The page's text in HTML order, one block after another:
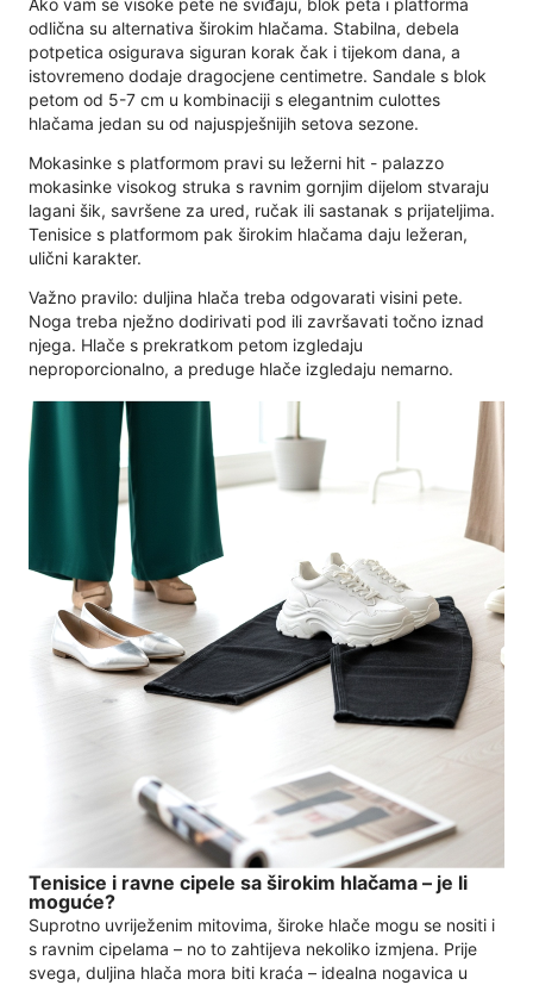
odlična su alternativa širokim hlačama. Stabilna, debela
potpetica osigurava siguran korak čak i tijekom dana, a
istovremeno dodaje dragocjene centimetre. Sandale s blok
petom od 5-7 cm u kombinaciji s elegantnim culottes
hlačama jedan su od najuspješnijih setova sezone.
Mokasinke s platformom pravi su ležerni hit - palazzo
mokasinke visokog struka s ravnim gornjim dijelom stvaraju
lagani šik, savršene za ured, ručak ili sastanak s prijateljima.
Tenisice s platformom pak širokim hlačama daju ležeran,
ulični karakter.
Važno pravilo: duljina hlača treba odgovarati visini pete.
Noga treba nježno dodirivati ​​pod ili završavati točno iznad
njega. Hlače s prekratkom petom izgledaju
neproporcionalno, a preduge hlače izgledaju nemarno.
Tenisice i ravne cipele sa širokim hlačama – je li
moguće?
Suprotno uvriježenim mitovima, široke hlače mogu se nositi i
s ravnim cipelama – no to zahtijeva nekoliko izmjena. Prije
svega, duljina hlača mora biti kraća – idealna nogavica u